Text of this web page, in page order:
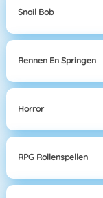
Snail Bob
Rennen En Springen
Horror
RPG Rollenspellen